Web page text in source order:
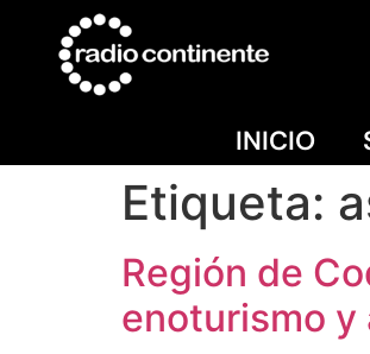
INICIO
Etiqueta:
Región de
enoturismo